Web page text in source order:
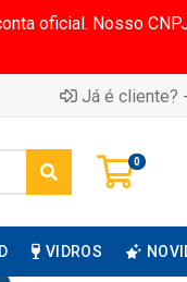
oficial. Nosso
Já é cliente?
0
VIDROS